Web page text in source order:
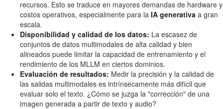
recursos. Esto se traduce en mayores demandas de hardware y
costos operativos, especialmente para la IA generativa a gran
escala.
Disponibilidad y calidad de los datos: La escasez de
conjuntos de datos multimodales de alta calidad y bien
alineados puede limitar la capacidad de entrenamiento y el
rendimiento de los MLLM en ciertos dominios.
Evaluación de resultados: Medir la precisión y la calidad de
las salidas multimodales es intrínsecamente más difícil que
evaluar solo el texto. ¿Cómo se juzga la "corrección" de una
imagen generada a partir de texto y audio?